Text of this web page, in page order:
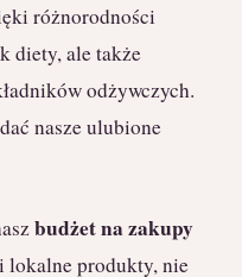
różnorodności
diety, ale także
odżywczych.
nasze ulubione
budżet na zakupy
lokalne produkty, nie